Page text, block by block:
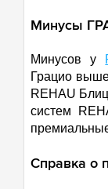
Минусы
Минусов у
Грацио
REHAU
систем
Справка о